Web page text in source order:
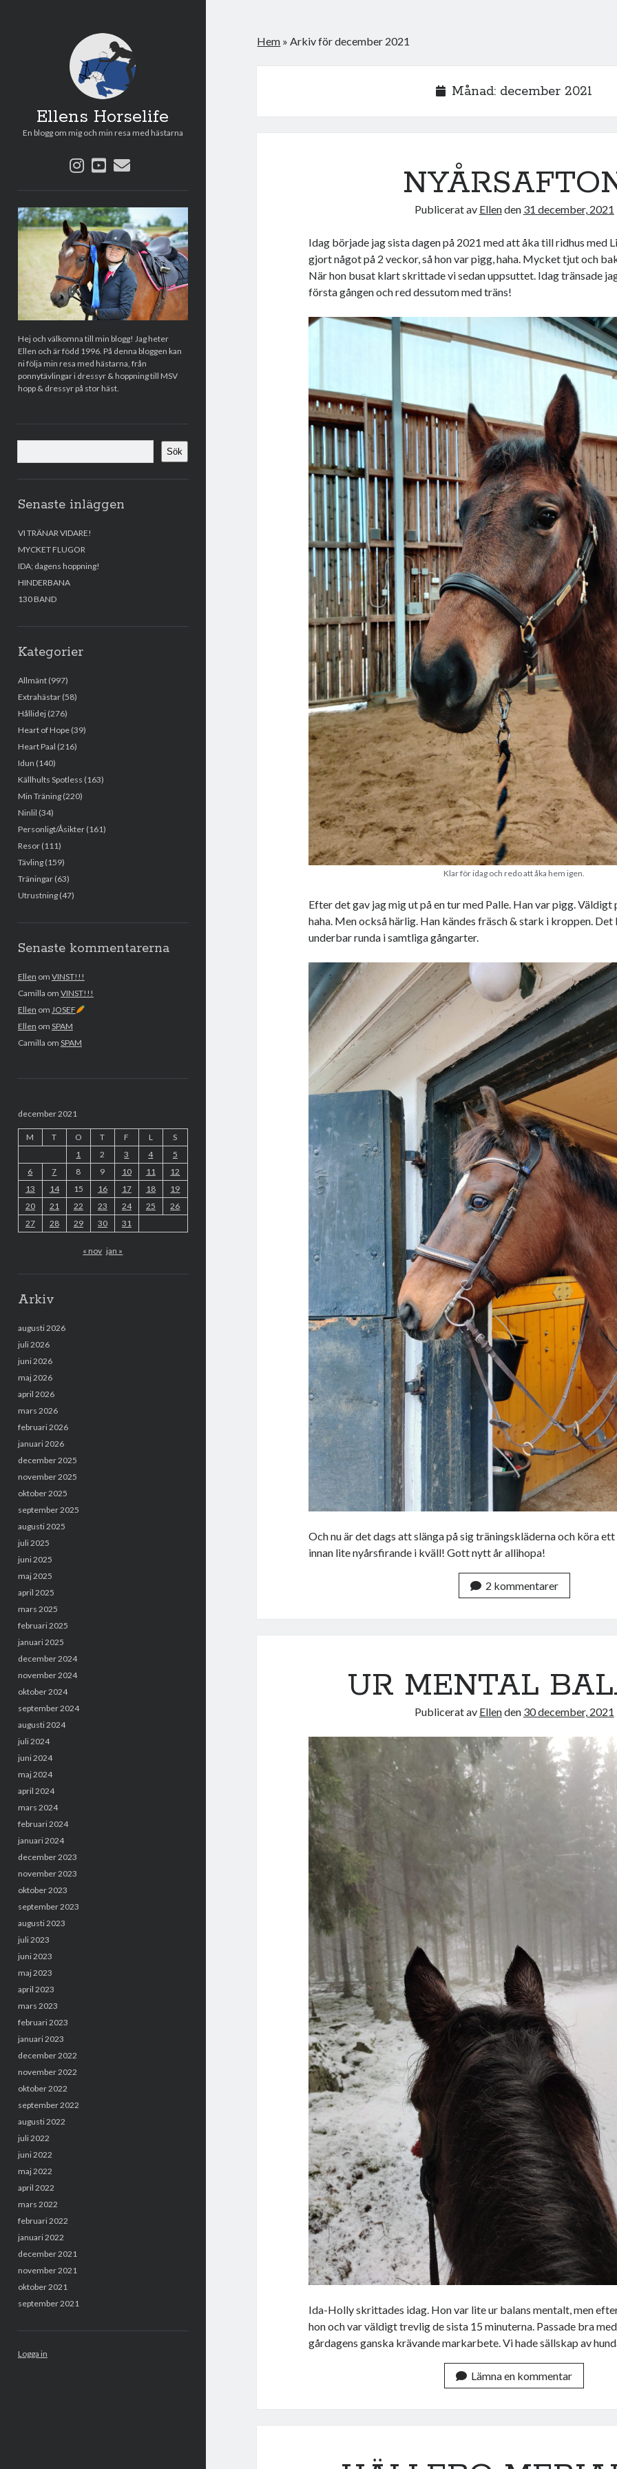
Ellens Horselife
En blogg om mig och min resa med hästarna
instagram
youtube
e-
Sidopanel
Hej och välkomna till min blogg! Jag heter
Ellen och är född 1996. På denna bloggen kan
ni följa min resa med hästarna, från
ponnytävlingar i dressyr & hoppning till MSV
hopp & dressyr på stor häst.
Sök
Senaste inläggen
VI TRÄNAR VIDARE!
MYCKET FLUGOR
IDA; dagens hoppning!
HINDERBANA
130 BAND
Kategorier
Allmänt(997)
Extrahästar(58)
Hållidej(276)
Heart of Hope(39)
Heart Paal (216)
Idun (140)
Källhults Spotless (163)
Min Träning(220)
Ninlil (34)
Personligt/Åsikter(161)
Resor(111)
Tävling(159)
Träningar(63)
Utrustning(47)
Senaste kommentarerna
Ellen om VINST!!!
Camilla om VINST!!!
Ellen om JOSEF
Ellen om SPAM
Camilla om SPAM
december 2021
M T O T F L
S
1
2 3 4
5
6
7 8 9 10 11
12
13
14 15 16 17 18
19
20
21 22 23 24 25
26
27
28 29 30 31
« nov jan »
Arkiv
augusti 2026
juli 2026
juni 2026
maj 2026
april 2026
mars 2026
februari 2026
januari 2026
december 2025
november 2025
oktober 2025
september 2025
augusti 2025
juli 2025
juni 2025
maj 2025
april 2025
mars 2025
februari 2025
januari 2025
december 2024
november 2024
oktober 2024
september 2024
augusti 2024
juli 2024
juni 2024
maj 2024
april 2024
mars 2024
februari 2024
januari 2024
december 2023
november 2023
oktober 2023
september 2023
augusti 2023
juli 2023
juni 2023
maj 2023
april 2023
mars 2023
februari 2023
januari 2023
december 2022
november 2022
oktober 2022
september 2022
augusti 2022
juli 2022
juni 2022
maj 2022
april 2022
mars 2022
februari 2022
januari 2022
december 2021
november 2021
oktober 2021
september 2021
Logga in
Hem »Arkiv för december 2021
Månad: december 2021
Publicerat av Ellenden 31 december, 2021
Idag började jag sista dagen på 2021 med att åka till ridhus med
gjort något på 2 veckor, så hon var pigg, haha. Mycket tjut och
När hon busat klart skrittade vi sedan uppsuttet. Idag tränsade
första gången och red dessutom med träns!
Klar för idag och redo att åka hem igen.
Efter det gav jag mig ut på en tur med Palle. Han var pigg. Väldigt
haha. Men också härlig. Han kändes fräsch & stark i kroppen.
underbar runda i samtliga gångarter.
Och nu är det dags att slänga på sig träningskläderna och köra
innan lite nyårsfirande i kväll! Gott nytt år allihopa!
2 kommentarer
UR MENTAL
Publicerat av Ellenden 30 december, 2021
Ida-Holly skrittades idag. Hon var lite ur balans mentalt, men
hon och var väldigt trevlig de sista 15 minuterna. Passade bra
gårdagens ganska krävande markarbete. Vi hade sällskap av
Lämna en kommentar